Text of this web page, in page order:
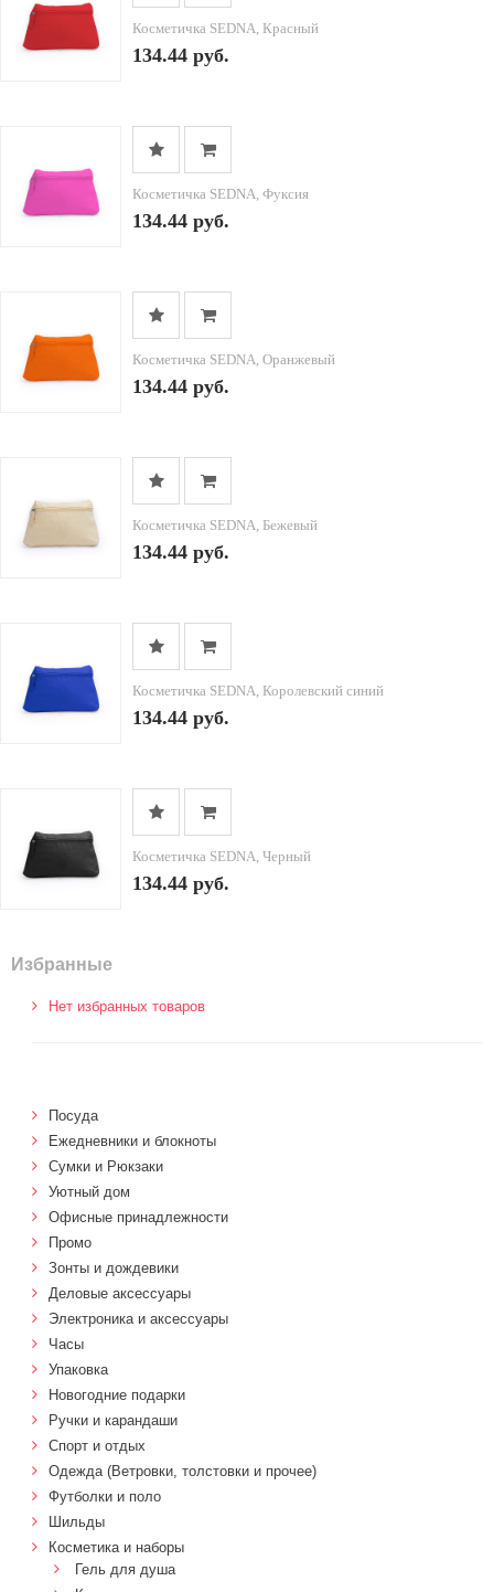
Косметичка SEDNA, Красный
134.44 руб.
Косметичка SEDNA, Фуксия
134.44 руб.
Косметичка SEDNA, Оранжевый
134.44 руб.
Косметичка SEDNA, Бежевый
134.44 руб.
Косметичка SEDNA, Королевский синий
134.44 руб.
Косметичка SEDNA, Черный
134.44 руб.
Избранные
Нет избранных товаров
Посуда
Ежедневники и блокноты
Сумки и Рюкзаки
Уютный дом
Офисные принадлежности
Промо
Зонты и дождевики
Деловые аксессуары
Электроника и аксессуары
Часы
Упаковка
Новогодние подарки
Ручки и карандаши
Спорт и отдых
Одежда (Ветровки, толстовки и прочее)
Футболки и поло
Шильды
Косметика и наборы
Гель для душа